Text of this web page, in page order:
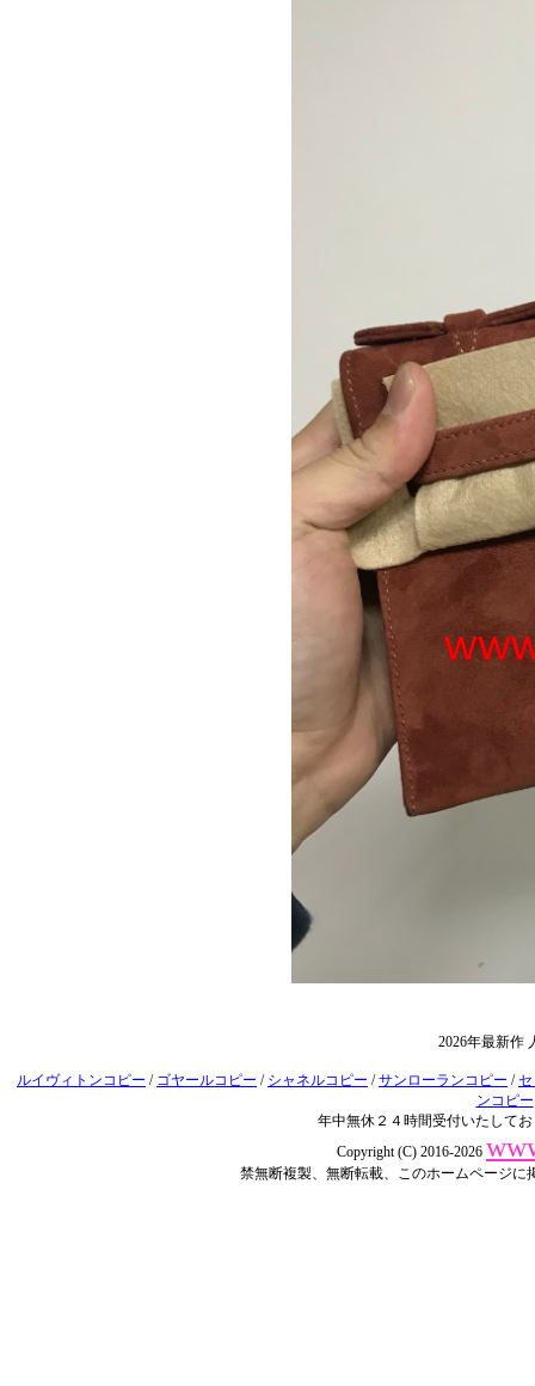
2026年最新
ルイヴィトンコピー / ゴヤールコピー / シャネルコピー /サンローランコピー /
ンコピー
年中無休２４時間受付いたして
Copyright (C) 2016-2026
禁無断複製、無断転載、このホームページ